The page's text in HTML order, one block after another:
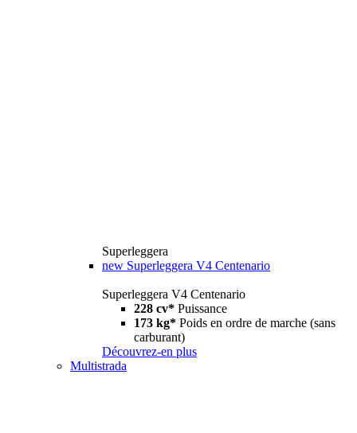
Superleggera
new Superleggera V4 Centenario
Superleggera V4 Centenario
228 cv* Puissance
173 kg* Poids en ordre de marche (sans
carburant)
Découvrez-en plus
Multistrada